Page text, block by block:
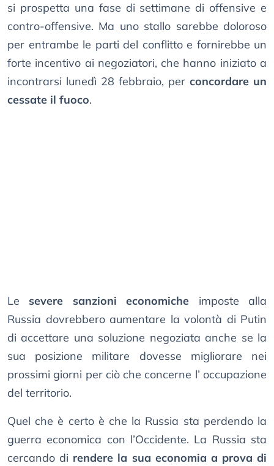
si prospetta una fase di settimane di offensive e
contro-offensive. Ma uno stallo sarebbe doloroso
per entrambe le parti del conflitto e fornirebbe un
forte incentivo ai negoziatori, che hanno iniziato a
incontrarsi lunedì 28 febbraio, per concordare un
cessate il fuoco.
Le severe sanzioni economiche imposte alla
Russia dovrebbero aumentare la volontà di Putin
di accettare una soluzione negoziata anche se la
sua posizione militare dovesse migliorare nei
prossimi giorni per ciò che concerne l’ occupazione
del territorio.
Quel che è certo è che la Russia sta perdendo la
guerra economica con l’Occidente. La Russia sta
cercando di rendere la sua economia a prova di